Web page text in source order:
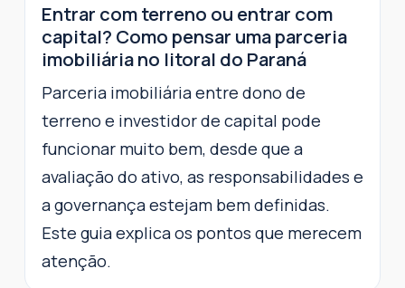
Entrar com terreno ou entrar com
capital? Como pensar uma parceria
imobiliária no litoral do Paraná
Parceria imobiliária entre dono de
terreno e investidor de capital pode
funcionar muito bem, desde que a
avaliação do ativo, as responsabilidades e
a governança estejam bem definidas.
Este guia explica os pontos que merecem
atenção.